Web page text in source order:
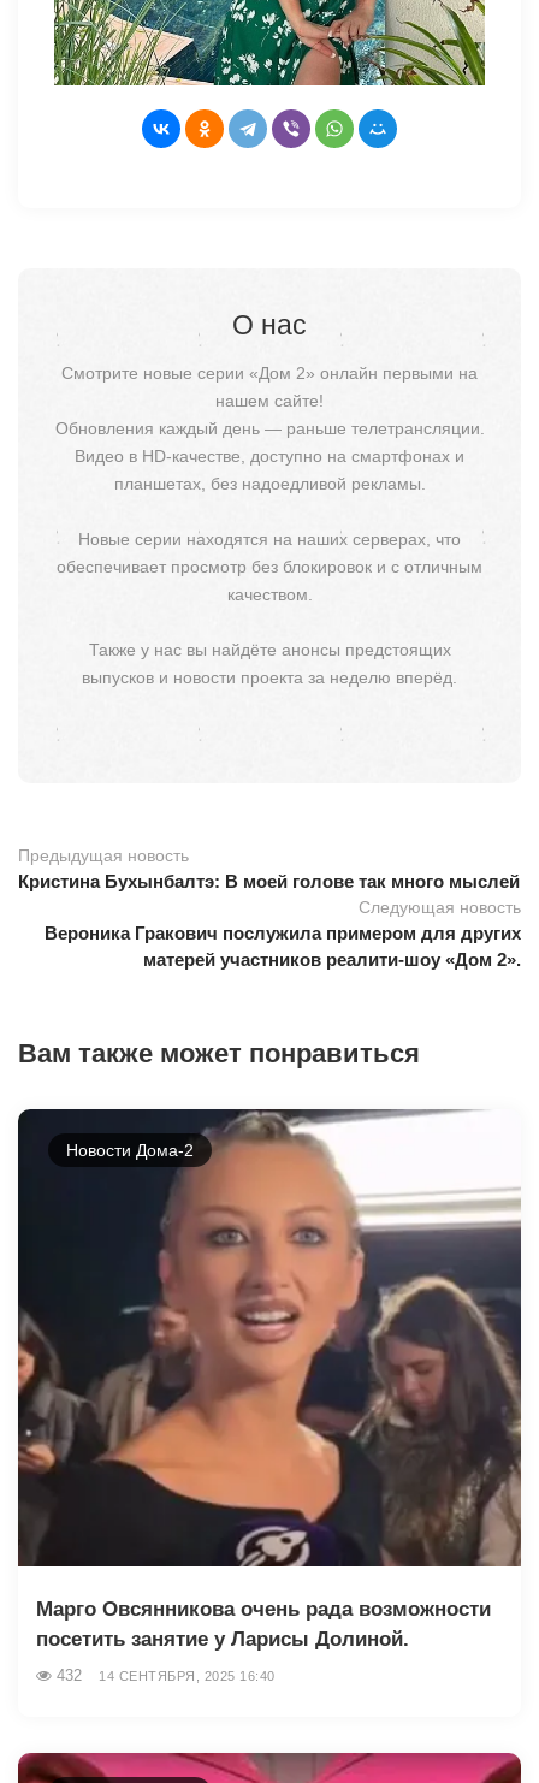
О нас
Смотрите новые серии «Дом 2» онлайн первыми на
нашем сайте!
Обновления каждый день — раньше телетрансляции.
Видео в HD-качестве, доступно на смартфонах и
планшетах, без надоедливой рекламы.
Новые серии находятся на наших серверах, что
обеспечивает просмотр без блокировок и с отличным
качеством.
Также у нас вы найдёте анонсы предстоящих
выпусков и новости проекта за неделю вперёд.
Предыдущая новость
Кристина Бухынбалтэ: В моей голове так много мыслей
Следующая новость
Вероника Гракович послужила примером для других
матерей участников реалити-шоу «Дом 2».
Вам также может понравиться
Новости Дома-2
Марго Овсянникова очень рада возможности
посетить занятие у Ларисы Долиной.
432 14 СЕНТЯБРЯ, 2025 16:40